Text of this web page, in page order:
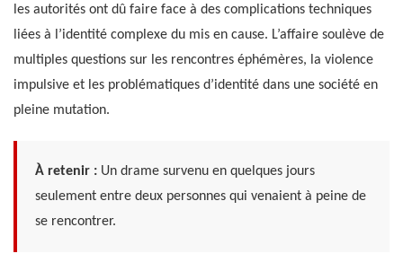
les autorités ont dû faire face à des complications techniques
liées à l’identité complexe du mis en cause. L’affaire soulève de
multiples questions sur les rencontres éphémères, la violence
impulsive et les problématiques d’identité dans une société en
pleine mutation.
À retenir : Un drame survenu en quelques jours
seulement entre deux personnes qui venaient à peine de
se rencontrer.